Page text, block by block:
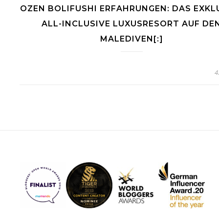
OZEN BOLIFUSHI ERFAHRUNGEN: DAS
ALL-INCLUSIVE LUXUSRESORT AUF
MALEDIVEN[:]